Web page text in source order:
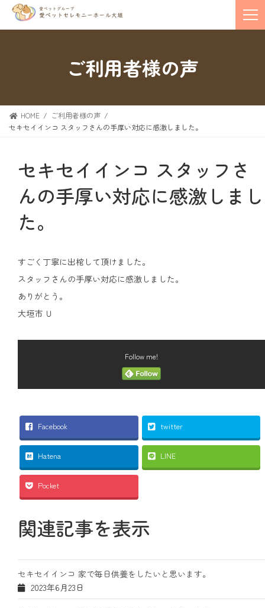
ご利用者様の声
HOME
ご利用者様の声
セキセイインコ スタッフさんの手厚い対応に感激しました。
セキセイインコ スタッフさ
んの手厚い対応に感激しまし
た。
すごく丁寧に出棺して頂けました。
スタッフさんの手厚い対応に感激しました。
ありがとう。
大垣市 Ｕ
Follow me!
Facebook twitter
Hatena LINE
Pocket
関連記事を表示
セキセイインコ 家で毎日供養をしたいと思います。
2023年6月23日